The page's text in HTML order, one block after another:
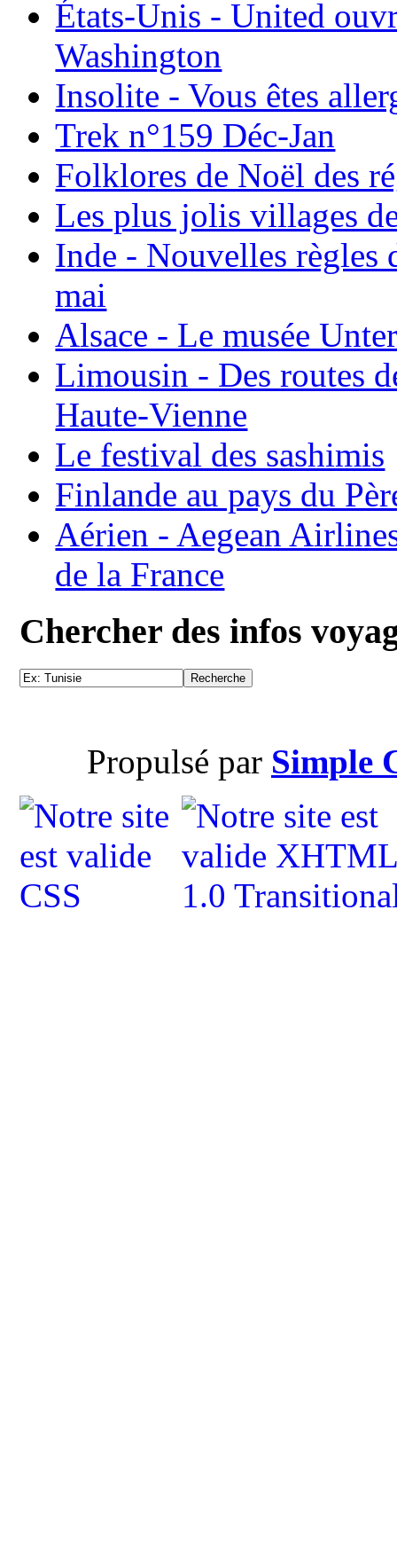
États-Unis - United
Washington
Insolite - Vous êtes
Trek n°159 Déc-Jan
Folklores de Noël des
Les plus jolis villages
Inde - Nouvelles règles
mai
Alsace - Le musée
Limousin - Des routes
Haute-Vienne
Le festival des sashimis
Finlande au pays du
Aérien - Aegean
de la France
Chercher des infos
Propulsé par Simple